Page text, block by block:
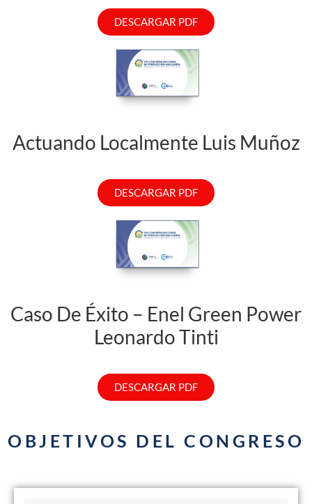
DESCARGAR PDF
Actuando Localmente Luis Muñoz
DESCARGAR PDF
Caso De Éxito – Enel Green Power
Leonardo Tinti
DESCARGAR PDF
OBJETIVOS DEL CONGRESO